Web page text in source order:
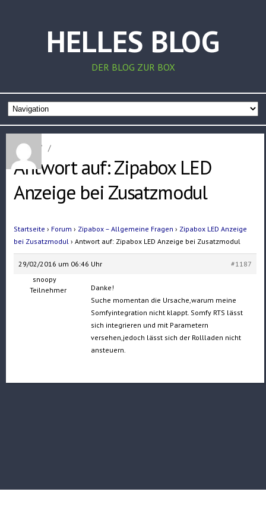
HELLES BLOG
DER BLOG ZUR BOX
Home / /
Antwort auf: Zipabox LED
Anzeige bei Zusatzmodul
Startseite › Forum › Zipabox – Allgemeine Fragen › Zipabox LED Anzeige
bei Zusatzmodul › Antwort auf: Zipabox LED Anzeige bei Zusatzmodul
29/02/2016 um 06:46 Uhr
#1187
snoopy
Teilnehmer
Danke!
Suche momentan die Ursache,warum meine
Somfyintegration nicht klappt. Somfy RTS lässt
sich integrieren und mit Parametern
versehen,jedoch lässt sich der Rollladen nicht
ansteuern.